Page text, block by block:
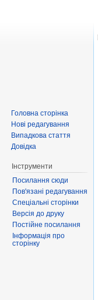
Головна сторінка
Нові редагування
Випадкова стаття
Довідка
Інструменти
Посилання сюди
Пов'язані редагування
Спеціальні сторінки
Версія до друку
Постійне посилання
Інформація про
сторінку